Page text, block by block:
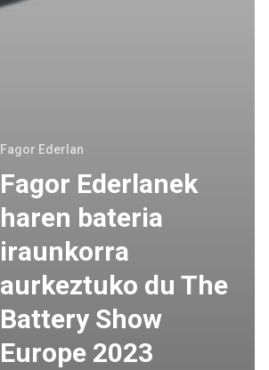
Fagor Ederlan
Fagor Ederlanek
haren bateria
iraunkorra
aurkeztuko du The
Battery Show
Europe 2023